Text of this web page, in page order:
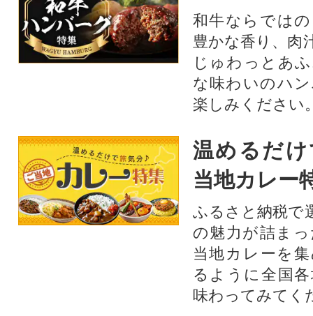
和牛ならでは
豊かな香り、肉
じゅわっとあ
な味わいのハ
楽しみください
温めるだ
当地カレー
ふるさと納税で
の魅力が詰ま
当地カレーを
るように全国
味わってみてく